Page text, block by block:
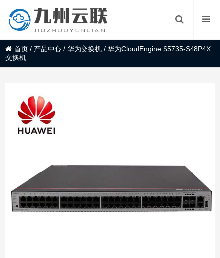
首页 / 产品中心 /华为交换机 /华为CloudEngine S5735-S48P4X
交换机